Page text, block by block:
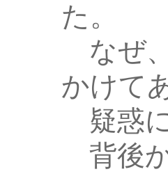
た。
なぜ
かけて
疑惑
背後